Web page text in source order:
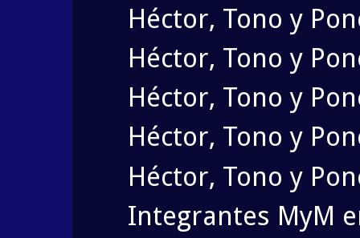
Héctor, Tono y
Héctor, Tono y
Héctor, Tono y
Héctor, Tono y
Héctor, Tono y
Integrantes MyM